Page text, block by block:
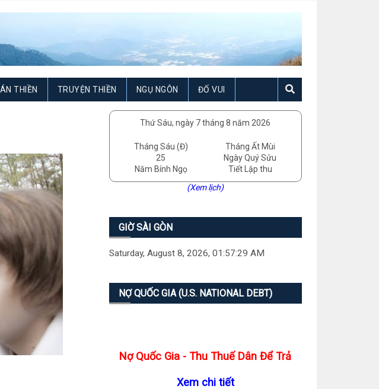
THIỀN TRUYỆN THIỀN NGỤ NGÔN ĐỐ VUI
Thứ Sáu, ngày 7 tháng 8 năm 2026
Tháng Sáu (Đ)
25
Năm Bính Ngọ
Tháng Ất Mùi
Ngày Quý Sửu
Tiết Lập thu
(Xem lịch)
GIỜ SÀI GÒN
Saturday, August 8, 2026, 01:57:31 AM
NỢ QUỐC GIA (U.S. NATIONAL DEBT)
Nợ Quốc Gia - Thu Thuế Dân Để Trả
Xem chi tiết